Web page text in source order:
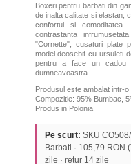
Boxeri pentru barbati din
de inalta calitate si elastan,
confortul si
contrastanta
"Cornette", cusaturi plate
model deosebit cu ursuleti
pentru a face un cadou
dumneavoastra.
Produsul este ambalat intr-o
Compozitie: 95% Bumbac,
Produs in Polonia
Pe scurt: SKU
Barbati · 105,79 RON
zile · retur 14 zile